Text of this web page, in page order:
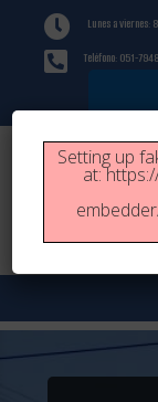
 Lunes a viernes:
 Teléfono: 051-
Setting up
at: